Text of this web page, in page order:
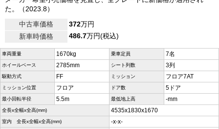
た。（2023.8）
中古車価格
372万円
新車時価格
486.7万円(税込)
車両重量 1670kg 乗車定員 7名
ホイールベース 2785mm シート列数 3列
駆動方式 FF ミッション フロア7AT
ミッション位置 フロア ドア数 5ドア
最小回転半径 5.5m 最低地上高 -mm
全長x全幅x全高(mm) 4535x1830x1670
室内 全長x全幅x全高(mm) -x-x-